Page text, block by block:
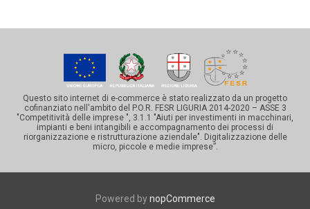
Questo sito internet di e-commerce è stato realizzato da un progetto
cofinanziato nell'ambito del P.O.R. FESR LIGURIA 2014-2020 – ASSE 3
"Competitività delle imprese ", 3.1.1 "Aiuti per investimenti in macchinari,
impianti e beni intangibili e accompagnamento dei processi di
riorganizzazione e ristrutturazione aziendale". Digitalizzazione delle
micro, piccole e medie imprese”.
Powered bynopCommerce